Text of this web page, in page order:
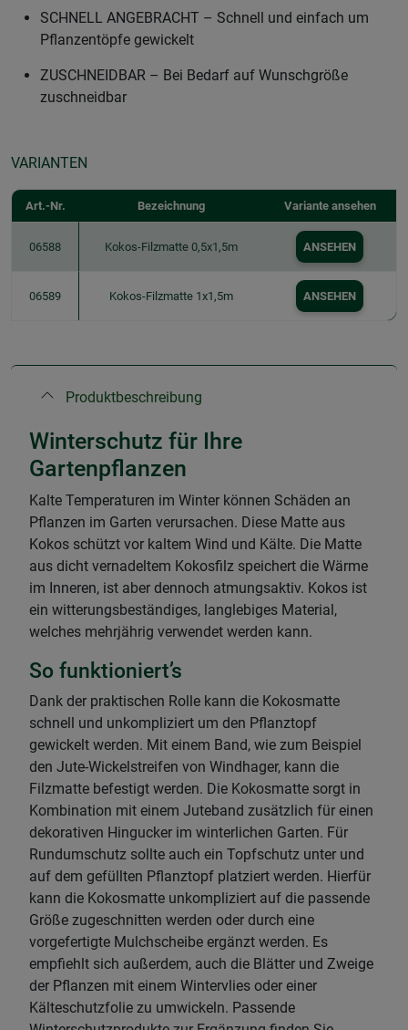
SCHNELL ANGEBRACHT – Schnell und einfach um
Pflanzentöpfe gewickelt
ZUSCHNEIDBAR – Bei Bedarf auf Wunschgröße
zuschneidbar
VARIANTEN
Art.-Nr. Bezeichnung Variante ansehen
06588 Kokos-Filzmatte 0,5x1,5m ANSEHEN
06589 Kokos-Filzmatte 1x1,5m ANSEHEN
Produktbeschreibung
Winterschutz für Ihre
Gartenpflanzen
Kalte Temperaturen im Winter können Schäden an
Pflanzen im Garten verursachen. Diese Matte aus
Kokos schützt vor kaltem Wind und Kälte. Die Matte
aus dicht vernadeltem Kokosfilz speichert die Wärme
im Inneren, ist aber dennoch atmungsaktiv. Kokos ist
ein witterungsbeständiges, langlebiges Material,
welches mehrjährig verwendet werden kann.
So funktioniert’s
Dank der praktischen Rolle kann die Kokosmatte
schnell und unkompliziert um den Pflanztopf
gewickelt werden. Mit einem Band, wie zum Beispiel
den Jute-Wickelstreifen von Windhager, kann die
Filzmatte befestigt werden. Die Kokosmatte sorgt in
Kombination mit einem Juteband zusätzlich für einen
dekorativen Hingucker im winterlichen Garten. Für
Rundumschutz sollte auch ein Topfschutz unter und
auf dem gefüllten Pflanztopf platziert werden. Hierfür
kann die Kokosmatte unkompliziert auf die passende
Größe zugeschnitten werden oder durch eine
vorgefertigte Mulchscheibe ergänzt werden. Es
empfiehlt sich außerdem, auch die Blätter und Zweige
der Pflanzen mit einem Wintervlies oder einer
Kälteschutzfolie zu umwickeln. Passende